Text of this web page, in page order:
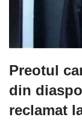
Preotul
din
reclamat